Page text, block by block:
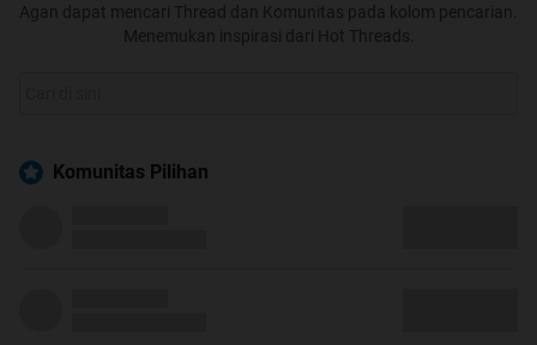
Agan dapat mencari Thread dan Komunitas pada kolom pencarian.
Menemukan inspirasi dari Hot Threads.
Komunitas Pilihan